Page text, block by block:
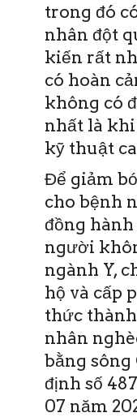
trong đó
nhân đột
kiến rất
có hoàn
không có
nhất là khi
kỹ thuật
Để giảm
cho bệnh
đồng
người
ngành Y,
hộ và cấp
thức
nhân
bằng
định số
07 năm